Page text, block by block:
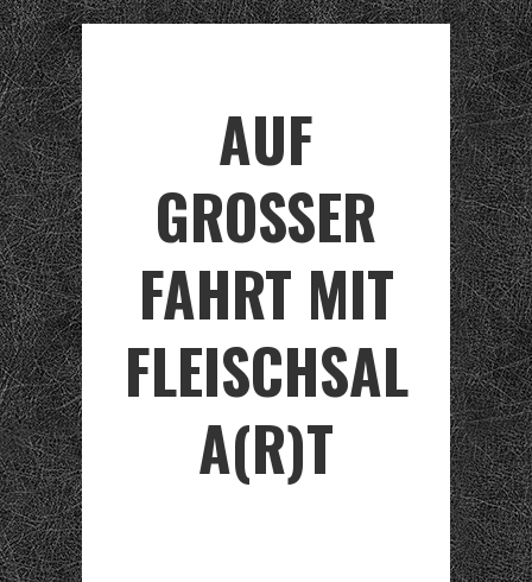
AUF
GROSSER F
AHRT MIT F
LEISCHSALA
(R)T